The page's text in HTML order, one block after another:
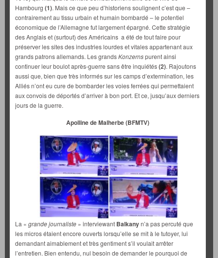
Hambourg (1). Mais ce que peu d’historiens soulignent c’est que –
contrairement au tissu urbain et humain bombardé – le potentiel
économique de l’Allemagne fut largement épargné. Cette stratégie
des Anglais et (surtout) des Américains a été de tout faire pour
préserver les sites des industries lourdes et vitales appartenant aux
grands patrons allemands. Les grandsKonzernspurent ainsi
continuer leur boulot après-guerre sans être inquiétés(2). Rajoutons
aussi que, bien que très informés sur les camps d’extermination, les
Alliés n’ont eu cure de bombarder les voies ferrées qui permettaient
aux convois de déportés d’arriver à bon port. Et ce, jusqu’aux derniers
jours de la guerre.
Apolline de Malherbe (BFMTV)
La « grande journaliste » interviewant Balkanyn’a pas percuté que
les micros étaient encore ouverts lorsqu’elle se mit à le tutoyer, lui
demandant aimablement et très gentiment s’il voulait arrêter
l’entretien. Bien entendu, nul besoin de demander le pourquoi de